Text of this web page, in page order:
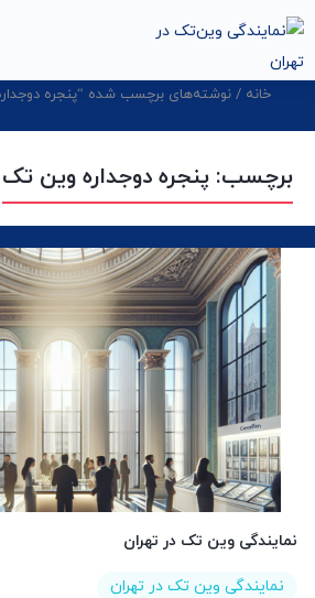
خانه / نوشته‌های برچسب شده “پنجره
برچسب: پنجره دوجداره وین تک
نمایندگی وین تک در تهران
نمایندگی وین تک در تهران